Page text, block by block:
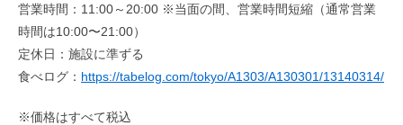
営業時間：11:00～20:00 ※当面の間、営業時間短縮（通常営業
時間は10:00〜21:00）
定休日：施設に準ずる
食べログ： https://tabelog.com/tokyo/A1303/A130301/13140314/
※価格はすべて税込